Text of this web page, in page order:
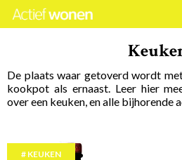
De plaats waar getoverd wordt
kookpot als ernaast. Leer hier
over een keuken, en alle bijhorende
KEUKEN